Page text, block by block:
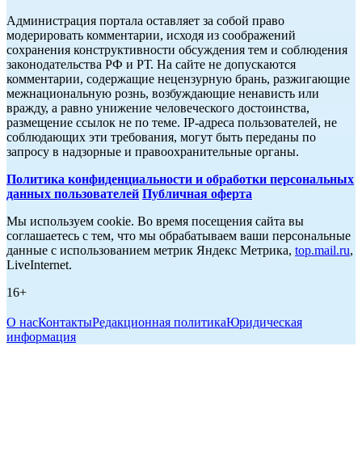
Администрация портала оставляет за собой право
модерировать комментарии, исходя из соображений
сохранения конструктивности обсуждения тем и соблюдения
законодательства РФ и РТ. На сайте не допускаются
комментарии, содержащие нецензурную брань, разжигающие
межнациональную рознь, возбуждающие ненависть или
вражду, а равно унижение человеческого достоинства,
размещение ссылок не по теме. IP-адреса пользователей, не
соблюдающих эти требования, могут быть переданы по
запросу в надзорные и правоохранительные органы.
Политика конфиденциальности и обработки персональных
данных пользователей Публичная оферта
Мы используем cookie. Во время посещения сайта вы
соглашаетесь с тем, что мы обрабатываем ваши персональные
данные с использованием метрик Яндекс Метрика, top.mail.ru,
LiveInternet.
16+
О насКонтактыРедакционная политикаЮридическая
информация